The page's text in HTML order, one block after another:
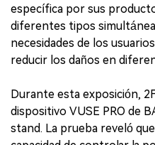
específica por sus
diferentes tipos
necesidades de los
reducir los daños en
Durante esta exposición,
dispositivo VUSE PRO de
stand. La prueba reveló